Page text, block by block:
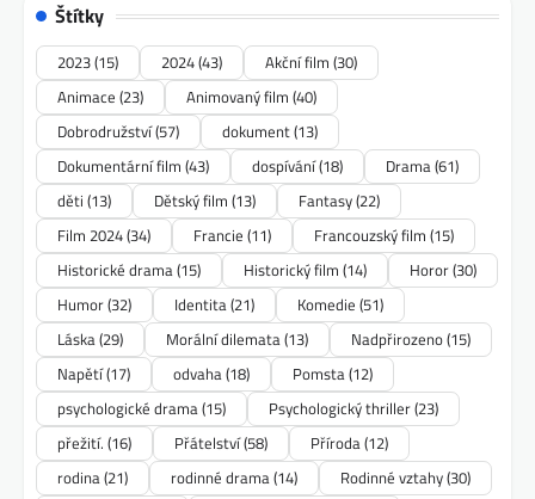
Štítky
2023(15) 2024(43) Akční film (30)
Animace (23) Animovaný film (40)
Dobrodružství(57) dokument(13)
Dokumentární film (43) dospívání(18) Drama(61)
děti (13) Dětský film (13) Fantasy(22)
Film 2024(34) Francie (11) Francouzský film (15)
Historické drama(15) Historický film (14) Horor(30)
Humor(32) Identita(21) Komedie (51)
Láska(29) Morální dilemata(13) Nadpřirozeno(15)
Napětí(17) odvaha(18) Pomsta(12)
psychologické drama(15) Psychologický thriller(23)
přežití. (16) Přátelství(58) Příroda(12)
rodina(21) rodinné drama(14) Rodinné vztahy(30)